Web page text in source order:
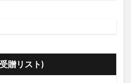
贈リスト)